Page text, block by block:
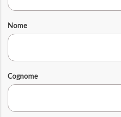
Nome
Cognome